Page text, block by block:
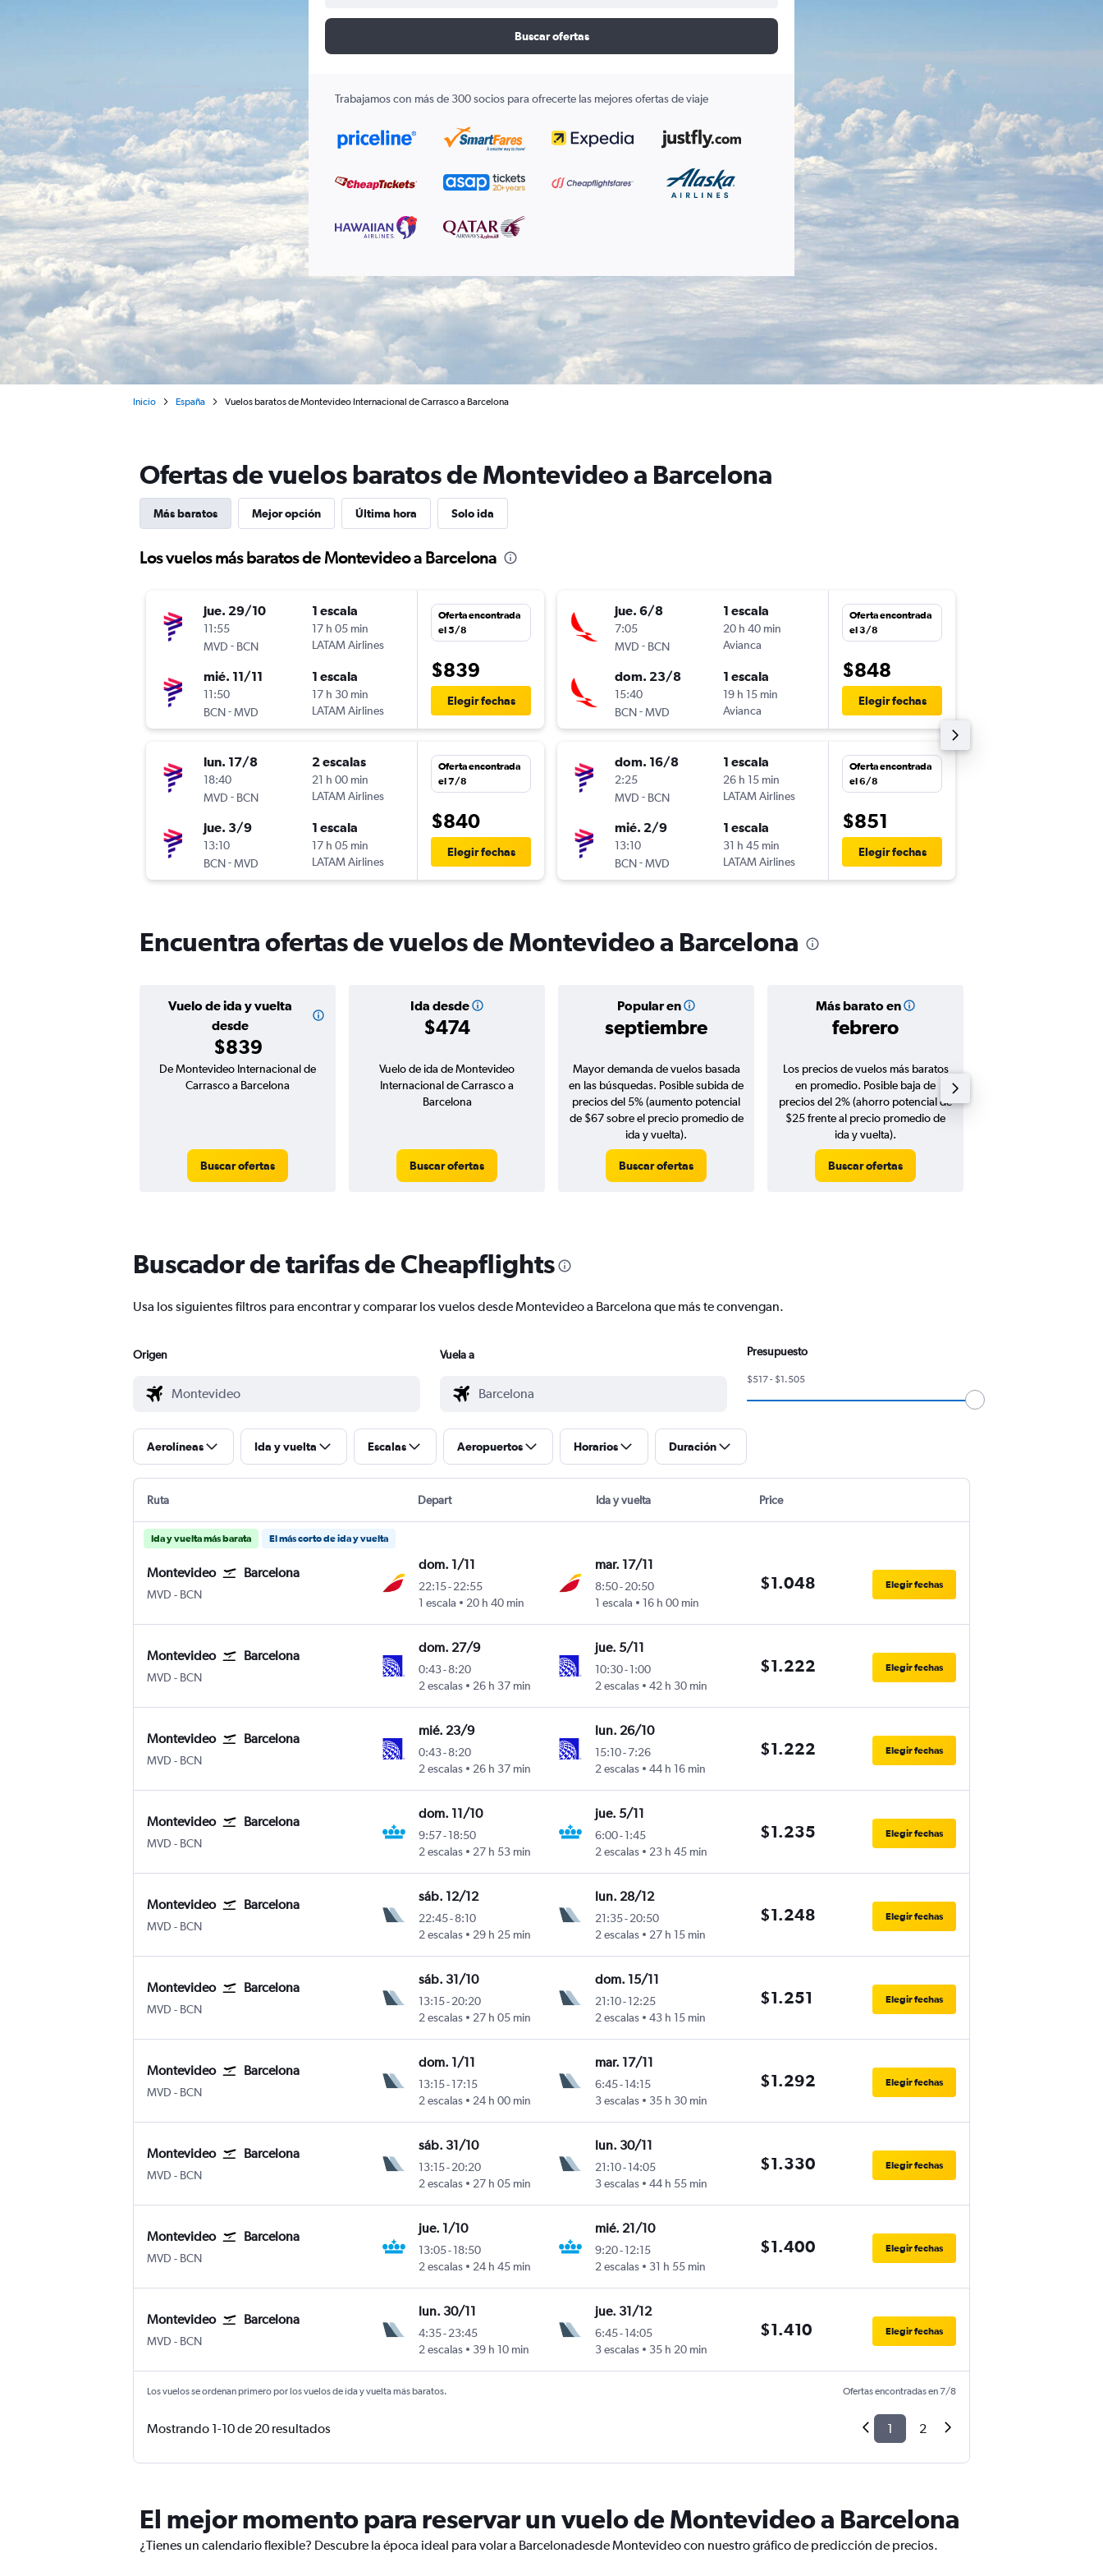
Buscar ofertas
Trabajamos con más de 300 socios para ofrecerte las mejores ofertas de viaje
Inicio España Vuelos baratos de Montevideo Internacional de Carrasco a Barcelona
Ofertas de vuelos baratos de Montevideo a Barcelona
Más baratos Mejor opción Última hora Solo ida
Los vuelos más baratos de Montevideo a Barcelona
jue. 29/10
11:55
MVD - BCN
1 escala
17 h 05 min
LATAM Airlines
mié. 11/11
11:50
BCN-MVD
1 escala
17 h 30 min
LATAM Airlines
Oferta encontrada
el 5/8
$839
Elegir fechas
lun. 17/8
18:40
MVD - BCN
2 escalas
21 h 00 min
LATAM Airlines
jue. 3/9
13:10
BCN-MVD
1 escala
17 h 05 min
LATAM Airlines
Oferta encontrada
el 7/8
$840
Elegir fechas
jue. 6/8
7:05
MVD - BCN
1 escala
20 h 40 min
Avianca
dom. 23/8
15:40
BCN-MVD
1 escala
19 h 15 min
Avianca
Oferta encontrada
el 3/8
$848
Elegir fechas
dom. 16/8
2:25
MVD - BCN
1 escala
26 h 15 min
LATAM Airlines
mié. 2/9
13:10
BCN-MVD
1 escala
31 h 45 min
LATAM Airlines
Oferta encontrada
el 6/8
$851
Elegir fechas
Encuentra ofertas de vuelos de Montevideo a Barcelona
Vuelo de ida y vuelta
desde
$839
Ida desde
$474
Popular en
septiembre
Más barato en
febrero
De Montevideo Internacional de
Carrasco a Barcelona
Buscar ofertas
Vuelo de ida de Montevideo
Internacional de Carrasco a
Barcelona
Buscar ofertas
Mayor demanda de vuelos basada
en las búsquedas. Posible subida de
precios del 5% (aumento potencial
de $67 sobre el precio promedio de
ida y vuelta).
Buscar ofertas
Los precios de vuelos más baratos
en promedio. Posible baja de
precios del 2% (ahorro potencial de
$25 frente al precio promedio de
ida y vuelta).
Buscar ofertas
Buscador de tarifas de Cheapflights
Usa los siguientes filtros para encontrar y comparar los vuelos desde Montevideo a Barcelona que más te convengan.
Origen Vuela a Presupuesto
$517 - $1.505
Aerolíneas Ida y vuelta Escalas Aeropuertos Horarios Duración
Ruta Depart Ida y vuelta Price
Ida y vuelta más barata El más corto de ida y vuelta
Montevideo Barcelona
MVD Montevideo Internacional de Carrasco
- BCN
dom. 1/11
22:15-22:55
1 escala
20 h 40 min
mar. 17/11
8:50-20:50
1 escala
16 h 00 min
$1.048 Elegir fechas
Montevideo Barcelona
MVD Montevideo Internacional de Carrasco
- BCN
dom. 27/9
0:43-8:20
2 escalas
26 h 37 min
jue. 5/11
10:30-1:00
2 escalas
42 h 30 min
$1.222 Elegir fechas
Montevideo Barcelona
MVD Montevideo Internacional de Carrasco
- BCN
mié. 23/9
0:43-8:20
2 escalas
26 h 37 min
lun. 26/10
15:10-7:26
2 escalas
44 h 16 min
$1.222 Elegir fechas
Montevideo Barcelona
MVD Montevideo Internacional de Carrasco
- BCN
dom. 11/10
9:57-18:50
2 escalas
27 h 53 min
jue. 5/11
6:00-1:45
2 escalas
23 h 45 min
$1.235 Elegir fechas
Montevideo Barcelona
MVD Montevideo Internacional de Carrasco
- BCN
sáb. 12/12
22:45-8:10
2 escalas
29 h 25 min
lun. 28/12
21:35-20:50
2 escalas
27 h 15 min
$1.248 Elegir fechas
Montevideo Barcelona
MVD Montevideo Internacional de Carrasco
- BCN
sáb. 31/10
13:15-20:20
2 escalas
27 h 05 min
dom. 15/11
21:10-12:25
2 escalas
43 h 15 min
$1.251 Elegir fechas
Montevideo Barcelona
MVD Montevideo Internacional de Carrasco
- BCN
dom. 1/11
13:15-17:15
2 escalas
24 h 00 min
mar. 17/11
6:45-14:15
3 escalas
35 h 30 min
$1.292 Elegir fechas
Montevideo Barcelona
MVD Montevideo Internacional de Carrasco
- BCN
sáb. 31/10
13:15-20:20
2 escalas
27 h 05 min
lun. 30/11
21:10-14:05
3 escalas
44 h 55 min
$1.330 Elegir fechas
Montevideo Barcelona
MVD Montevideo Internacional de Carrasco
- BCN
jue. 1/10
13:05-18:50
2 escalas
24 h 45 min
mié. 21/10
9:20-12:15
2 escalas
31 h 55 min
$1.400 Elegir fechas
Montevideo Barcelona
MVD Montevideo Internacional de Carrasco
- BCN
lun. 30/11
4:35-23:45
2 escalas
39 h 10 min
jue. 31/12
6:45-14:05
3 escalas
35 h 20 min
$1.410 Elegir fechas
Los vuelos se ordenan primero por los vuelos de ida y vuelta más baratos. Ofertas encontradas en 7/8
Mostrando 1-10 de 20 resultados 1 2
El mejor momento para reservar un vuelo de Montevideo a Barcelona
¿Tienes un calendario flexible? Descubre la época ideal para volar a Barcelonadesde Montevideo con nuestro gráfico de predicción de precios.